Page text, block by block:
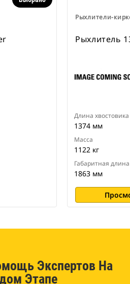
Рыхлители-
Рыхлитель
Длина хвостовика
1374 мм
Масса
1122 кг
Габаритная длина
1863 мм
Экспертов На
Этапе